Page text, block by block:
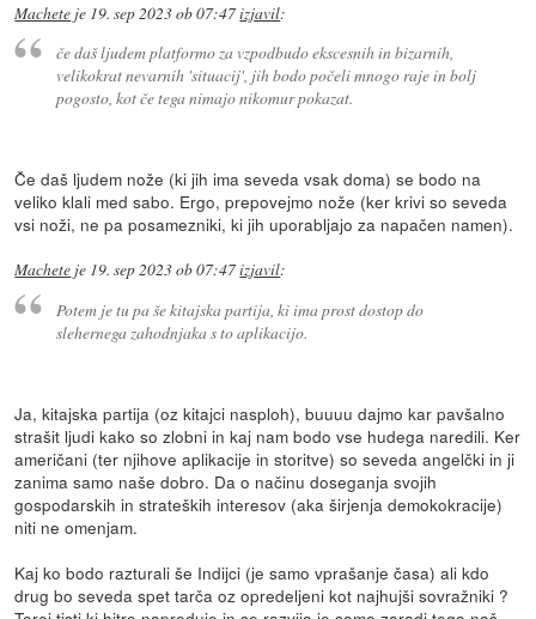
Machete je 19. sep 2023 ob 07:47izjavil:
če daš ljudem platformo za vzpodbudo ekscesnih in bizarnih,
velikokrat nevarnih 'situacij', jih bodo počeli mnogo raje in bolj
pogosto, kot če tega nimajo nikomur pokazat.
Če daš ljudem nože (ki jih ima seveda vsak doma) se bodo na
veliko klali med sabo. Ergo, prepovejmo nože (ker krivi so seveda
vsi noži, ne pa posamezniki, ki jih uporabljajo za napačen namen).
Machete je 19. sep 2023 ob 07:47izjavil:
Potem je tu pa še kitajska partija, ki ima prost dostop do
slehernega zahodnjaka s to aplikacijo.
Ja, kitajska partija (oz kitajci nasploh), buuuu dajmo kar pavšalno
strašit ljudi kako so zlobni in kaj nam bodo vse hudega naredili. Ker
američani (ter njihove aplikacije in storitve) so seveda angelčki in ji
zanima samo naše dobro. Da o načinu doseganja svojih
gospodarskih in strateških interesov (aka širjenja demokokracije)
niti ne omenjam.
Kaj ko bodo razturali še Indijci (je samo vprašanje časa) ali kdo
drug bo seveda spet tarča oz opredeljeni kot najhujši sovražniki ?